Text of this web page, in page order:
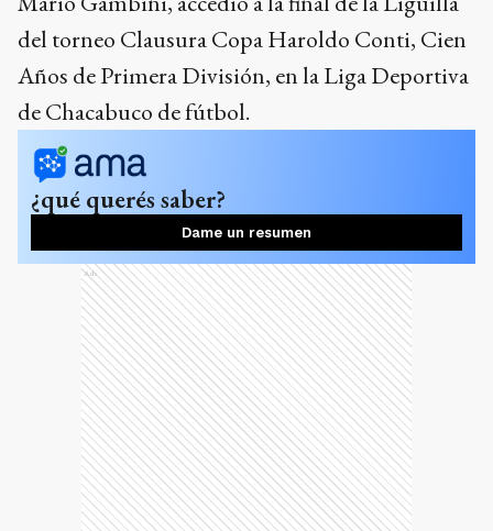
del torneo Clausura Copa Haroldo Conti, Cien
Años de Primera División, en la Liga Deportiva
de Chacabuco de fútbol.
¿qué querés saber?
Dame un resumen
Ads